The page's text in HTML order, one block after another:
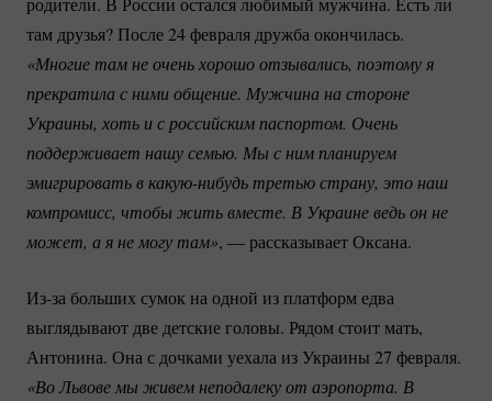
там друзья? После 24 февраля дружба окончилась.
«Многие там не очень хорошо отзывались, поэтому я
прекратила с ними общение. Мужчина на стороне
Украины, хоть и с российским паспортом. Очень
поддерживает нашу семью. Мы с ним планируем
эмигрировать в какую-нибудь третью страну, это наш
компромисс, чтобы жить вместе. В Украине ведь он не
может, а я не могу там», — рассказывает Оксана.
Из-за больших сумок на одной из платформ едва
выглядывают две детские головы. Рядом стоит мать,
Антонина. Она с дочками уехала из Украины 27 февраля.
«Во Львове мы живем неподалеку от аэропорта. В